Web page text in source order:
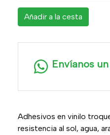
Añadir a la cesta
Envíanos
Adhesivos en vinilo
resistencia al sol, agua,